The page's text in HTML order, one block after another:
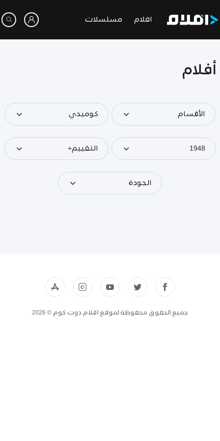
افلام مسلسلات
أفلام
الأقسام كوميدي
1948 التقييم+
الجودة
جميع الحقوق محفوظة لموقع افلام دوت كوم © 2026